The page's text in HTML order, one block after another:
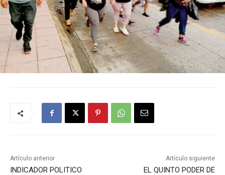
Artículo anterior
INDICADOR POLITICO
Artículo siguiente
EL QUINTO PODER DE